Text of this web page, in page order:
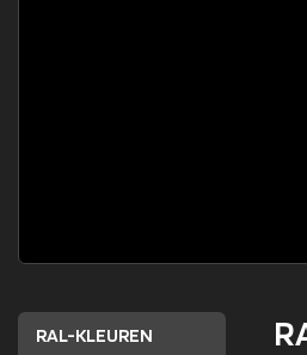
RAL-KLEUREN